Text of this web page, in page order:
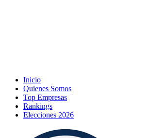
Inicio
Quienes Somos
Top Empresas
Rankings
Elecciones 2026